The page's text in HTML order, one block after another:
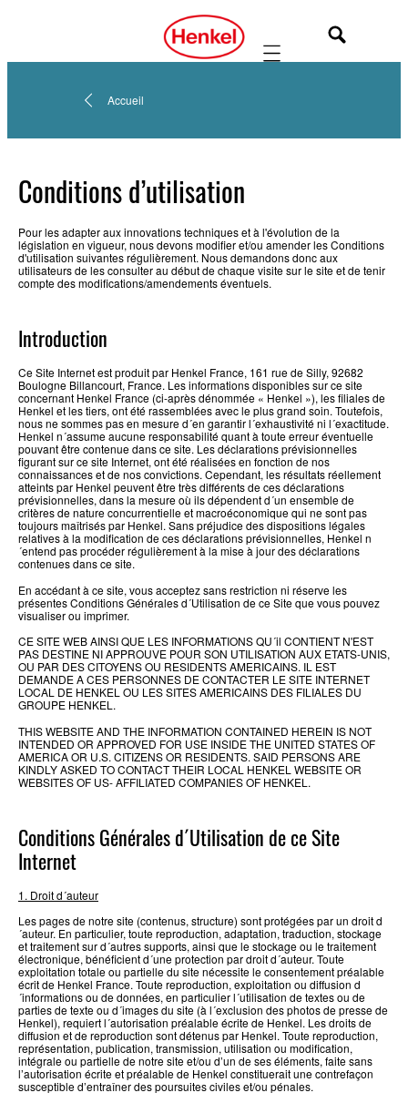
Mobile navigation
Accueil
Conditions d’utilisation
Pour les adapter aux innovations techniques et à l'évolution de la
législation en vigueur, nous devons modifier et/ou amender les Conditions
d'utilisation suivantes régulièrement. Nous demandons donc aux
utilisateurs de les consulter au début de chaque visite sur le site et de tenir
compte des modifications/amendements éventuels.
Introduction
Ce Site Internet est produit par Henkel France, 161 rue de Silly, 92682
Boulogne Billancourt, France. Les informations disponibles sur ce site
concernant Henkel France (ci-après dénommée « Henkel »), les filiales de
Henkel et les tiers, ont été rassemblées avec le plus grand soin. Toutefois,
nous ne sommes pas en mesure d´en garantir l´exhaustivité ni l´exactitude.
Henkel n´assume aucune responsabilité quant à toute erreur éventuelle
pouvant être contenue dans ce site. Les déclarations prévisionnelles
figurant sur ce site Internet, ont été réalisées en fonction de nos
connaissances et de nos convictions. Cependant, les résultats réellement
atteints par Henkel peuvent être très différents de ces déclarations
prévisionnelles, dans la mesure où ils dépendent d´un ensemble de
critères de nature concurrentielle et macroéconomique qui ne sont pas
toujours maîtrisés par Henkel. Sans préjudice des dispositions légales
relatives à la modification de ces déclarations prévisionnelles, Henkel n
´entend pas procéder régulièrement à la mise à jour des déclarations
contenues dans ce site.
En accédant à ce site, vous acceptez sans restriction ni réserve les
présentes Conditions Générales d´Utilisation de ce Site que vous pouvez
visualiser ou imprimer.
CE SITE WEB AINSI QUE LES INFORMATIONS QU´il CONTIENT N'EST
PAS DESTINE NI APPROUVE POUR SON UTILISATION AUX ETATS-UNIS,
OU PAR DES CITOYENS OU RESIDENTS AMERICAINS. IL EST
DEMANDE A CES PERSONNES DE CONTACTER LE SITE INTERNET
LOCAL DE HENKEL OU LES SITES AMERICAINS DES FILIALES DU
GROUPE HENKEL.
THIS WEBSITE AND THE INFORMATION CONTAINED HEREIN IS NOT
INTENDED OR APPROVED FOR USE INSIDE THE UNITED STATES OF
AMERICA OR U.S. CITIZENS OR RESIDENTS. SAID PERSONS ARE
KINDLY ASKED TO CONTACT THEIR LOCAL HENKEL WEBSITE OR
WEBSITES OF US- AFFILIATED COMPANIES OF HENKEL.
Conditions Générales d´Utilisation de ce Site
Internet
1. Droit d´auteur
Les pages de notre site (contenus, structure) sont protégées par un droit d
´auteur. En particulier, toute reproduction, adaptation, traduction, stockage
et traitement sur d´autres supports, ainsi que le stockage ou le traitement
électronique, bénéficient d´une protection par droit d´auteur. Toute
exploitation totale ou partielle du site nécessite le consentement préalable
écrit de Henkel France. Toute reproduction, exploitation ou diffusion d
´informations ou de données, en particulier l´utilisation de textes ou de
parties de texte ou d´images du site (à l´exclusion des photos de presse de
Henkel), requiert l´autorisation préalable écrite de Henkel. Les droits de
diffusion et de reproduction sont détenus par Henkel. Toute reproduction,
représentation, publication, transmission, utilisation ou modification,
intégrale ou partielle de notre site et/ou d’un de ses éléments, faite sans
l’autorisation écrite et préalable de Henkel constituerait une contrefaçon
susceptible d’entraîner des poursuites civiles et/ou pénales.